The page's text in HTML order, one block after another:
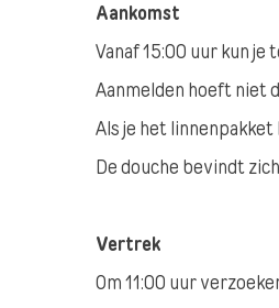
Aankomst
Vanaf 15:00 uur kun
Aanmelden hoeft niet
Als je het
De douche bevindt
Vertrek
Om 11:00 uur